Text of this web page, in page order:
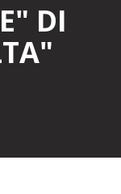
DI